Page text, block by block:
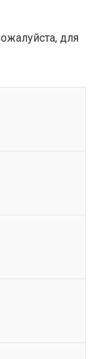
для